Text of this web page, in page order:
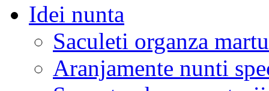
Idei nunta
Saculeti organza
Aranjamente nunti